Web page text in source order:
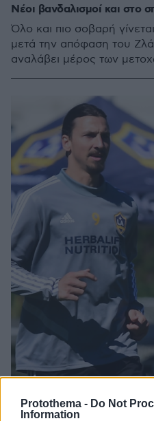
Protothema - Do Not
Information
Νέοι βανδαλισμοί και στο
Όλο και πιο σοβαρή
μετά την απόφαση του
αναλάβει μέρος των
Ρεπόρτερ Ολυμπιακού: Η
15.11.2019, 15:16